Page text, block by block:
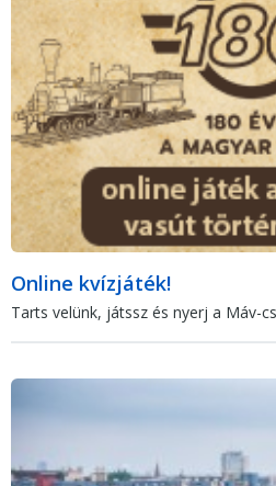
Online kvízjáték!
Tarts velünk, játssz és nyerj a Máv-